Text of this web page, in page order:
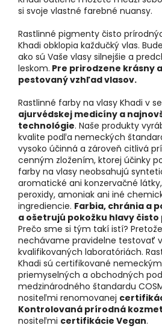
si svoje vlastné farebné nuansy.
Rastlinné pigmenty čisto
Khadi obklopia každučký vlas.
ako sú Vaše vlasy silnejšie a
leskom. Pre prirodzene krásny
pestovaný vzhľad vlasov.
Rastlinné farby na vlasy Khadi v
ajurvédskej medicíny a
technológie. Naše produkty
kvalite podľa nemeckých
vysoko účinná a zároveň citlivá
cenným zložením, ktorej účinky
farby na vlasy neobsahujú
aromatické ani konzervačné
peroxidy, amoniak ani iné
ingrediencie. Farbia, chránia a
a ošetrujú pokožku hlavy
Prečo sme si tým takí istí?
nechávame pravidelne testovať
kvalifikovaných laboratóriách.
Khadi sú certifikované
priemyselných a obchodných
medzinárodného štandardu
nositeľmi renomovanej
Kontrolovaná prírodná
nositeľmi certifikácie Vegan.